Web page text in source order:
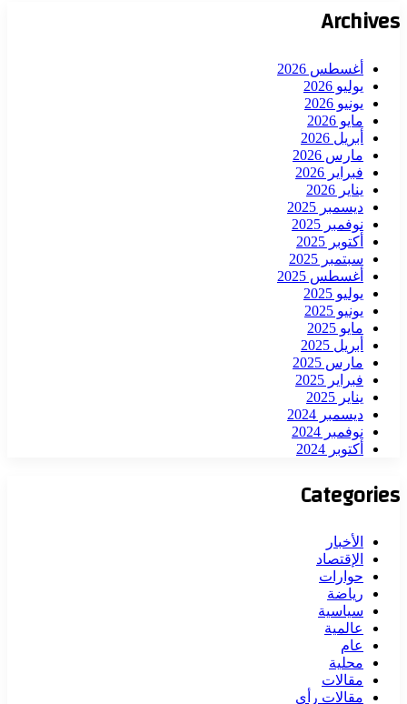
Archives
أغسطس 2026
يوليو 2026
يونيو 2026
مايو 2026
أبريل 2026
مارس 2026
فبراير 2026
يناير 2026
ديسمبر 2025
نوفمبر 2025
أكتوبر 2025
سبتمبر 2025
أغسطس 2025
يوليو 2025
يونيو 2025
مايو 2025
أبريل 2025
مارس 2025
فبراير 2025
يناير 2025
ديسمبر 2024
نوفمبر 2024
أكتوبر 2024
Categories
الأخبار
الإقتصاد
حوارات
رياضة
سياسية
عالمية
عام
محلية
مقالات
مقالات رأي